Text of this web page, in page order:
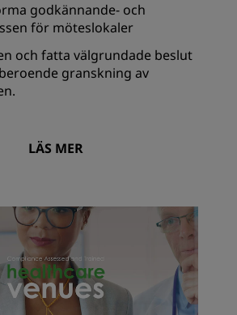
godkännande- och
för möteslokaler
och fatta välgrundade beslut
granskning av
LÄS MER